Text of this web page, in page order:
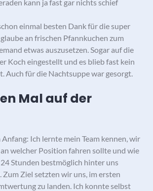
kann ja fast gar nichts schief
einmal besten Dank für die super
an frischen Pfannkuchen zum
etwas auszusetzen. Sogar auf die
Koch eingestellt und es blieb fast kein
Auch für die Nacht­suppe war gesorgt.
Mal auf der
Ich lernte mein Team kennen, wir
welcher Position fahren sollte und wie
Stunden bestmöglich hinter uns
Ziel setzten wir uns, im ersten
zu landen. Ich konnte selbst